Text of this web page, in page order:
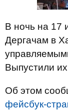
В ночь на 17
Дергачам в
Выпустили
Об этом
фейсбук-